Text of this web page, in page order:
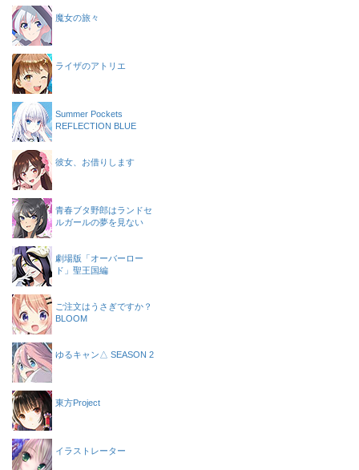
魔女の旅々
ライザのアトリエ
Summer Pockets
REFLECTION BLUE
彼女、お借りします
青春ブタ野郎はランドセ
ルガールの夢を見ない
劇場版「オーバーロー
ド」聖王国編
ご注文はうさぎですか？
BLOOM
ゆるキャン△ SEASON 2
東方Project
イラストレーター